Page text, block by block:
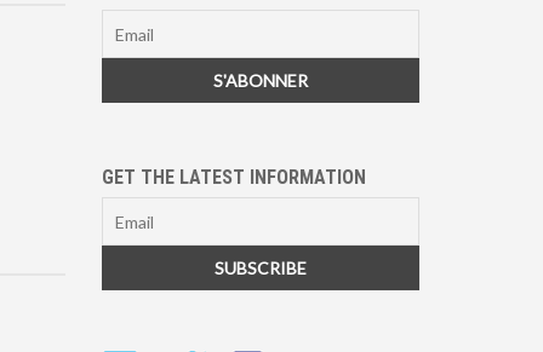
GET THE LATEST INFORMATION